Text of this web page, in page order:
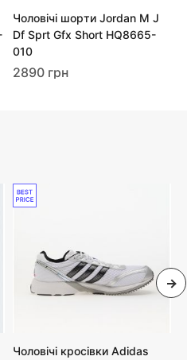
Чоловічі шорти Jordan M J
Df Sprt Gfx Short HQ8665-
010
2890 грн
Чоловічі кросівки Adidas